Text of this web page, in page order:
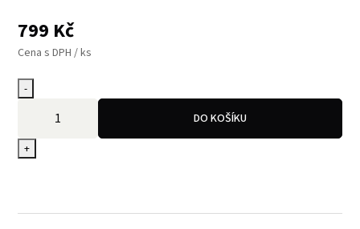
799 Kč
Cena s DPH / ks
-
+
DO KOŠÍKU